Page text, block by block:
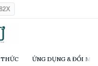
ỨNG DỤNG & ĐỔI